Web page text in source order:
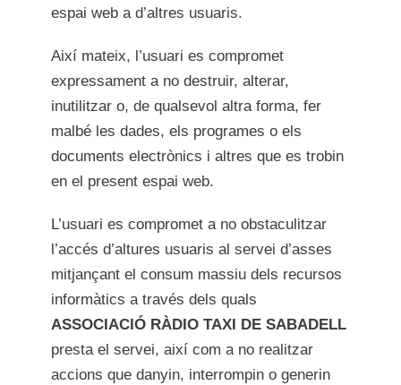
espai web a d’altres usuaris.
Així mateix, l’usuari es compromet
expressament a no destruir, alterar,
inutilitzar o, de qualsevol altra forma, fer
malbé les dades, els programes o els
documents electrònics i altres que es trobin
en el present espai web.
L’usuari es compromet a no obstaculitzar
l’accés d’altures usuaris al servei d’asses
mitjançant el consum massiu dels recursos
informàtics a través dels quals
ASSOCIACIÓ RÀDIO TAXI DE SABADELL
presta el servei, així com a no realitzar
accions que danyin, interrompin o generin